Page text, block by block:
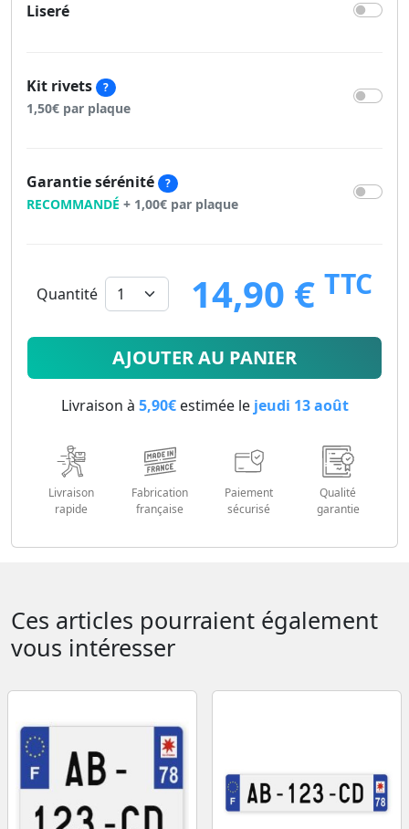
Liseré
Kit rivets ?
1,50€ par plaque
Garantie sérénité ?
RECOMMANDÉ + 1,00€ par plaque
Quantité 14,90 € TTC
14.9€
AJOUTER AU PANIER
Livraison à 5,90€estimée le jeudi 13 août
Livraison
rapide
Fabrication
française
Paiement
sécurisé
Qualité
garantie
Ces articles pourraient également
vous intéresser